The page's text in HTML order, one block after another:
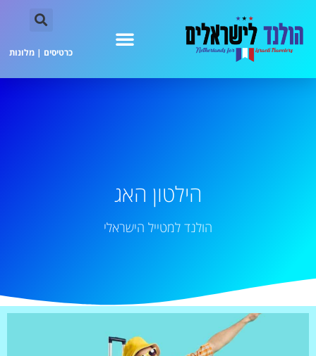
כרטיסים | מלונות
הילטון האג
הולנד למטייל הישראלי